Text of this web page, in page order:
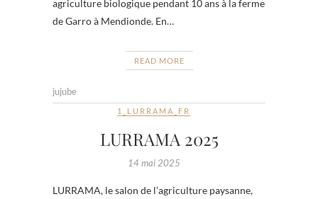
agriculture biologique pendant 10 ans à la ferme
de Garro à Mendionde. En…
READ MORE
jujube
1_LURRAMA_FR
LURRAMA 2025
14 mai 2025
LURRAMA, le salon de l’agriculture paysanne,